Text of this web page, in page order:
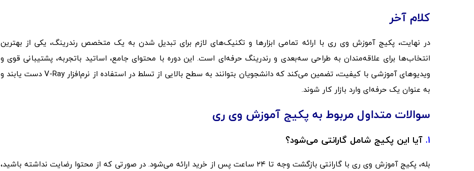
کلام آخر
در نهایت، پکیج آموزش وی ری با ارائه تمامی ابزارها و تکنیک‌های لازم برای تبدیل شدن به یک متخصص رندرینگ، یکی از بهترین
انتخاب‌ها برای علاقه‌مندان به طراحی سه‌بعدی و رندرینگ حرفه‌ای است. این دوره با محتوای جامع، اساتید باتجربه، پشتیبانی قوی و
ویدیوهای آموزشی با کیفیت، تضمین می‌کند که دانشجویان بتوانند به سطح بالایی از تسلط در استفاده از نرم‌افزار V-Ray دست یابند و
به عنوان یک حرفه‌ای وارد بازار کار شوند.
سوالات متداول مربوط به پکیج آموزش وی ری
1. آیا این پکیج شامل گارانتی می‌شود؟
بله، پکیج آموزش وی ری با گارانتی بازگشت وجه تا ۲۴ ساعت پس از خرید ارائه می‌شود. در صورتی که از محتوا رضایت نداشته باشید،